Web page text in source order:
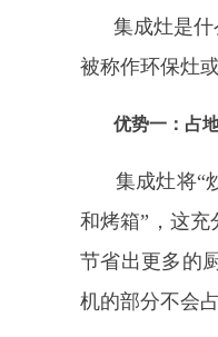
集成灶是
被称作环保灶
优势一：占
集成灶将“
和烤箱”，这
节省出更多的
机的部分不会